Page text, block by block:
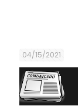
04/15/2021